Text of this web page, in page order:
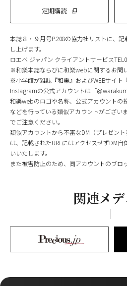
定期購読
本誌８・９月号P.208の協力社リストに、
し上げます。
ロエベ ジャパン クライアントサービス
※和樂本誌ならびに和樂webに関するお問
※小学館が雑誌『和樂』およびWEBサイト
Instagramの公式アカウントは「
和樂webのロゴや名称、公式アカウントの
などを行っている類似アカウントがござい
でご注意ください。
類似アカウントから不審なDM（プレゼン
は、記載されたURLにはアクセスせずDM
いいたします。
また被害防止のため、同アカウントのブロ
関連メ